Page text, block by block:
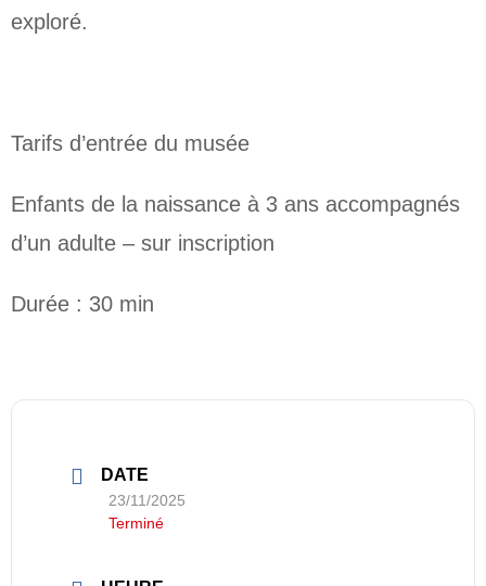
exploré.
Tarifs d’entrée du musée
Enfants de la naissance à 3 ans accompagnés
d’un adulte – sur inscription
Durée : 30 min
DATE
23/11/2025
Terminé